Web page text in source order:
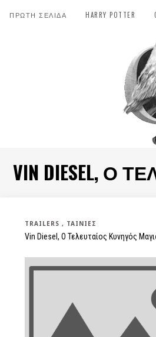
ΠΡΩΤΗ ΣΕΛΙΔΑ HARRY POTTER
VIN DIESEL, Ο
TRAILERS ΤΑΙΝΊΕΣ
Vin Diesel, Ο Τελευταίος Κυνηγός